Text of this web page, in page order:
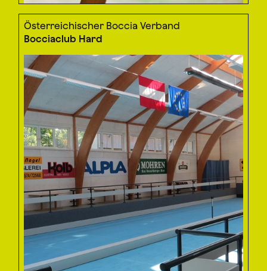
Österreichischer Boccia Verband
Bocciaclub Hard